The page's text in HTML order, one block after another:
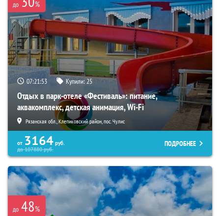
до %
07:21:52 Купили:25
Отдых в парк-отеле «Фестиваль»: питание,
аквакомплекс, детская анимация, Wi-Fi
Рязанская обл., Клепиковский район, пос. Чулис
от 3164 руб.
до107880руб.
ПОДРОБНЕЕ
до 48%